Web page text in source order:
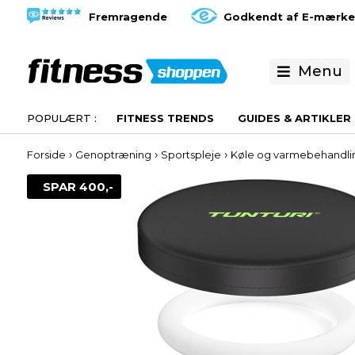
Fremragende Godkendt af E-
Menu
FITNESS TRENDS GUIDES & ARTIKLER
Forside › Genoptræning › Sportspleje › Køle og
SPAR 400,-